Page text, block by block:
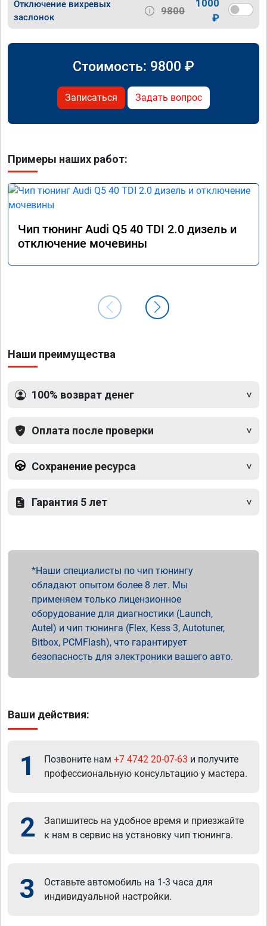
Отключение вихревых
заслонок
9800
1000
₽
Стоимость: 9800 ₽
Записаться Задать вопрос
Примеры наших работ:
Чип тюнинг Audi Q5 40 TDI 2.0 дизель и
отключение мочевины
Наши преимущества
100% возврат денег
Оплата после проверки
Сохранение ресурса
Гарантия 5 лет
Наши специалисты по чип тюнингу
обладают опытом более 8 лет. Мы
применяем только лицензионное
оборудование для диагностики (Launch,
Autel) и чип тюнинга (Flex, Kess 3, Autotuner,
Bitbox, PCMFlash), что гарантирует
безопасность для электроники вашего авто.
Ваши действия:
1 Позвоните нам +7 4742 20-07-63 и получите
профессиональную консультацию у мастера.
2
Запишитесь на удобное время и приезжайте
к нам в сервис на установку чип тюнинга.
3
Оставьте автомобиль на 1-3 часа для
индивидуальной настройки.